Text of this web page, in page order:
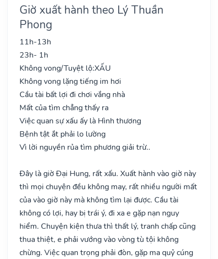
Giờ xuất hành theo Lý Thuần
Phong
11h-13h
23h- 1h
Không vong/Tuyệt lộ:XẤU
Không vong lặng tiếng im hơi
Cầu tài bất lợi đi chơi vắng nhà
Mất của tìm chẳng thấy ra
Việc quan sự xấu ấy là Hình thương
Bệnh tật ắt phải lo lường
Vì lời nguyền rủa tìm phương giải trừ..
Đây là giờ Đại Hung, rất xấu. Xuất hành vào giờ này
thì mọi chuyện đều không may, rất nhiều người mất
của vào giờ này mà không tìm lại được. Cầu tài
không có lợi, hay bị trái ý, đi xa e gặp nạn nguy
hiểm. Chuyện kiện thưa thì thất lý, tranh chấp cũng
thua thiệt, e phải vướng vào vòng tù tội không
chừng. Việc quan trọng phải đòn, gặp ma quỷ cúng